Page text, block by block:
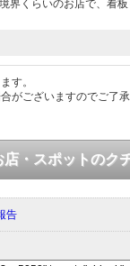
界くらいのお店で、看
す。
がございますのでご了承
店・スポットのク
告